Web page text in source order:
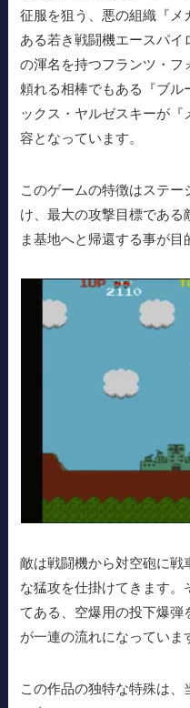
征服を狙う、悪の組織『
ある若き戦闘機エースパイ
の渾名を持つフランツ・
頼れる相棒でもある『ブル
ックス・ヤルゼスキーが
容となっています。
このゲームの特徴はステ
け、最大の攻撃目標である
ま基地へと帰還する事が目
敵は戦闘機から対空砲に戦
な猛攻を仕掛けてきます。
てある、空爆用の投下爆
が一連の流れになっていま
この作品の独特な特殊は